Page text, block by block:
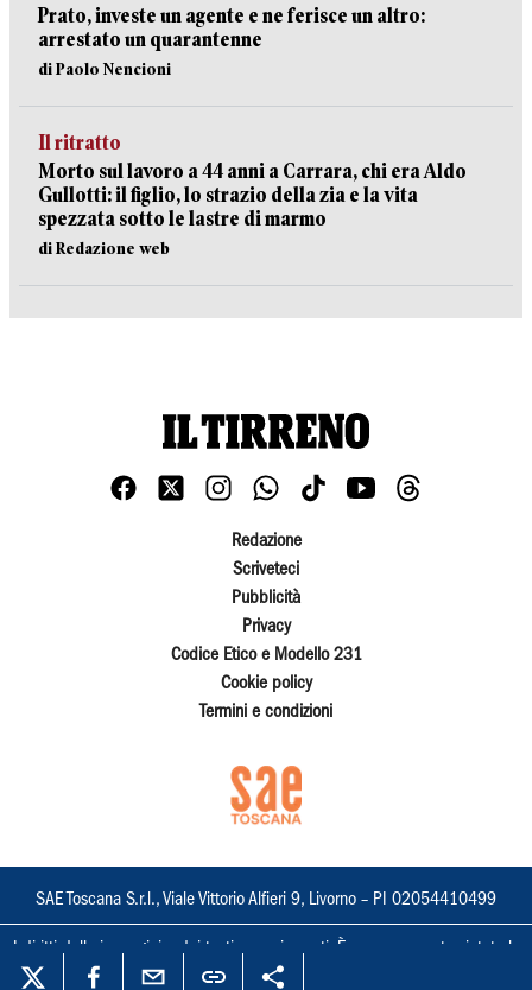
Prato, investe un agente e ne ferisce un altro:
arrestato un quarantenne
di Paolo Nencioni
Il ritratto
Morto sul lavoro a 44 anni a Carrara, chi era Aldo
Gullotti: il figlio, lo strazio della zia e la vita
spezzata sotto le lastre di marmo
di Redazione web
Redazione
Scriveteci
Pubblicità
Privacy
Codice Etico e Modello 231
Cookie policy
Termini e condizioni
SAE Toscana S.r.l., Viale Vittorio Alfieri 9, Livorno – PI 02054410499
I diritti delle immagini e dei testi sono riservati. È espressamente vietata la
loro riproduzione con qualsiasi mezzo e l'adattamento totale o parziale.